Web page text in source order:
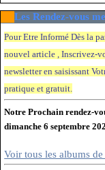
Les Rendez-vous
Pour Etre Informé Dès la
nouvel article , Inscrivez-
newsletter en saisissant
pratique et gratuit.
Notre Prochain rendez-
dimanche 6 septembre
Voir tous les albums